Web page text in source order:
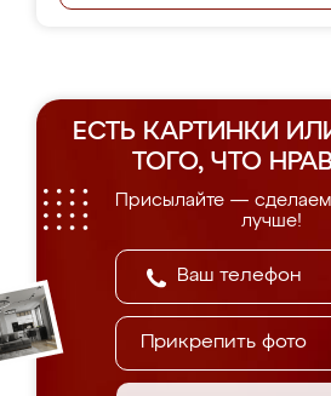
ЕСТЬ КАРТИНКИ
ТОГО, ЧТО
Присылайте —
лучше!
Прикрепить фото